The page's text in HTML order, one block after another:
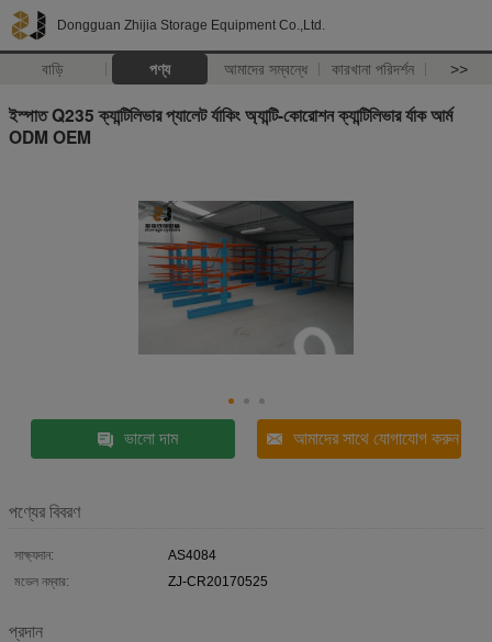
Dongguan Zhijia Storage Equipment Co.,Ltd.
বাড়ি পণ্য আমাদের সম্বন্ধে কারখানা পরিদর্শন >>
ইস্পাত Q235 ক্যান্টিলিভার প্যালেট র্যাকিং অ্যান্টি-কোরোশন ক্যান্টিলিভার র্যাক আর্ম
ODM OEM
ভালো দাম আমাদের সাথে যোগাযোগ করুন
পণ্যের বিবরণ
সাক্ষ্যদান:
AS4084
মডেল নম্বার:
ZJ-CR20170525
প্রদান